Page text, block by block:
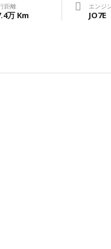
距離
万 Km
エンジ
JO7E